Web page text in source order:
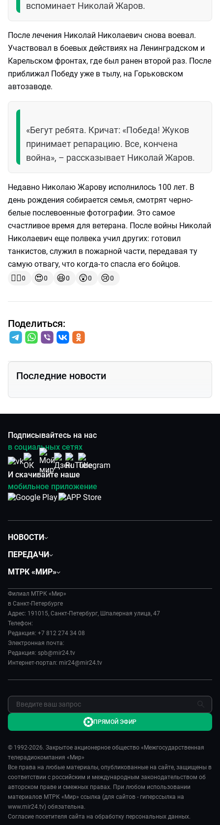
вспоминает Николай Жаров.
После лечения Николай Николаевич снова воевал.
Участвовал в боевых действиях на Ленинградском и
Карельском фронтах, где был ранен второй раз. После
приближал Победу уже в тылу, на Горьковском
автозаводе.
«Бегут ребята. Кричат: «Победа! Жуков
принимает репарацию. Все, кончена
война», – рассказывает Николай Жаров.
Недавно Николаю Жарову исполнилось 100 лет. В
день рождения собирается семья, смотрят черно-
белые послевоенные фотографии. Это самое
счастливое время для ветерана. После войны Николай
Николаевич еще полвека учил других: готовил
танкистов, служил в пожарной части, передавая ту
самую отвагу, что когда-то спасла его бойцов.
👍🏻0 😍0 😆0 😲0 😢0
Поделиться:
Последние новости
Подписывайтесь на нас
в социальных сетях
И скачивайте наше
мобильное приложение
НОВОСТИ
Происшествия
Экономика
Культура
ПЕРЕДАЧИ
Игра в кино
Исторический детектив
Миллион за 5 минут
МИР. Мнение
Мировое соглашение
Пять причин поехать в...
МТРК «МИР»
История
Руководство
Новости компании
Пресса о нас
Карьера
Реклама
Обратная связь
Филиал МТРК «Мир»
в Санкт-Петербурге
Адрес: 191015, Санкт-Петербург, Шпалерная улица, 47
Телефон:
Редакция: +7 812 274 34 08
Электронная почта:
Редакция: spb@mir24.tv
Интернет-портал: mir24@mir24.tv
© 1992-2026. Закрытое акционерное общество «Межгосударственная
телерадиокомпания «Мир»
Все права на любые материалы, опубликованные на сайте, защищены в
соответствии с российским и международным законодательством об
авторском праве и смежных правах. При любом использовании
материалов МТРК «Мир» ссылка (для сайтов - гиперссылка на
www.mir24.tv) обязательна.
Согласие посетителя сайта на обработку персональных данных.
ПРЯМОЙ ЭФИР